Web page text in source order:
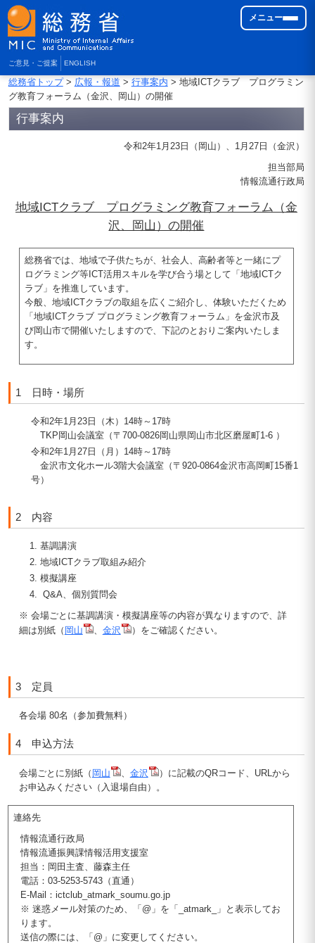
ご意見・ご提案 ENGLISH
メニュー
総務省トップ> 広報・報道 > 行事案内 > 地域ICTクラブ プログラミン
グ教育フォーラム（金沢、岡山）の開催
行事案内
令和2年1月23日（岡山）、1月27日（金沢）
担当部局
情報流通行政局
地域ICTクラブ プログラミング教育フォーラム（金
沢、岡山）の開催
総務省では、地域で子供たちが、社会人、高齢者等と一緒にプ
ログラミング等ICT活用スキルを学び合う場として「地域ICTク
ラブ」を推進しています。
今般、地域ICTクラブの取組を広くご紹介し、体験いただくため
「地域ICTクラブ プログラミング教育フォーラム」を金沢市及
び岡山市で開催いたしますので、下記のとおりご案内いたしま
す。
1 日時・場所
令和2年1月23日（木）14時～17時
TKP岡山会議室（〒700-0826岡山県岡山市北区磨屋町1-6 ）
令和2年1月27日（月）14時～17時
金沢市文化ホール3階大会議室（〒920-0864金沢市高岡町15番1
号）
2 内容
基調講演
地域ICTクラブ取組み紹介
模擬講座
Q&A、個別質問会
※ 会場ごとに基調講演・模擬講座等の内容が異なりますので、詳
細は別紙（ 岡山 金沢 ）をご確認ください。
3 定員
各会場 80名（参加費無料）
4 申込方法
会場ごとに別紙（ 岡山 金沢
）に記載のQRコード、URLから
お申込みください（入退場自由）。
連絡先
情報流通行政局
情報流通振興課情報活用支援室
担当：岡田主査、藤森主任
電話：03-5253-5743（直通）
E-Mail：ictclub_atmark_soumu.go.jp
※ 迷惑メール対策のため、「@」を「_atmark_」と表示してお
ります。
送信の際には、「@」に変更してください。